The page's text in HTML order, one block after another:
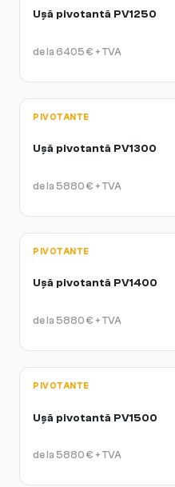
Ușă pivotantă PV1250
de la 6405 € + TVA
PIVOTANTE
Ușă pivotantă PV1300
de la 5880 € + TVA
PIVOTANTE
Ușă pivotantă PV1400
de la 5880 € + TVA
PIVOTANTE
Ușă pivotantă PV1500
de la 5880 € + TVA